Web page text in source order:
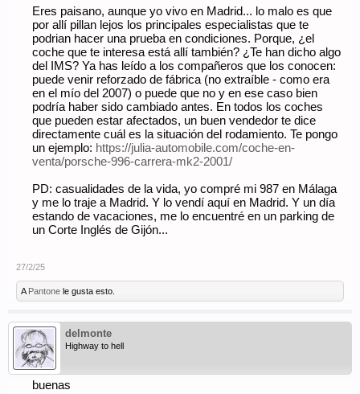
Eres paisano, aunque yo vivo en Madrid... lo malo es que
por allí pillan lejos los principales especialistas que te
podrian hacer una prueba en condiciones. Porque, ¿el
coche que te interesa está allí también? ¿Te han dicho algo
del IMS? Ya has leído a los compañeros que los conocen:
puede venir reforzado de fábrica (no extraíble - como era
en el mío del 2007) o puede que no y en ese caso bien
podría haber sido cambiado antes. En todos los coches
que pueden estar afectados, un buen vendedor te dice
directamente cuál es la situación del rodamiento. Te pongo
un ejemplo: https://julia-automobile.com/coche-en-
venta/porsche-996-carrera-mk2-2001/
PD: casualidades de la vida, yo compré mi 987 en Málaga
y me lo traje a Madrid. Y lo vendí aquí en Madrid. Y un día
estando de vacaciones, me lo encuentré en un parking de
un Corte Inglés de Gijón...
27/2/25
A Pantone le gusta esto.
delmonte
Highway to hell
buenas